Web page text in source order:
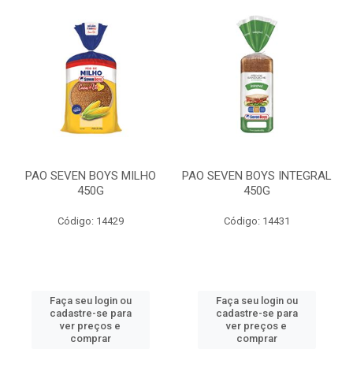
PAO SEVEN BOYS MILHO
450G
Código: 14429
Faça seu login ou
cadastre-se para
ver preços e
comprar
PAO SEVEN BOYS INTEGRAL
450G
Código: 14431
Faça seu login ou
cadastre-se para
ver preços e
comprar